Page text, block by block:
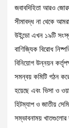
জবাবদিহিতা আরও
সীমাবদ্ধ না থেকে
উইন্ডো এখন ১৯টি
বাণিজ্যিক বিরোধ
বিনিয়োগ উন্নয়ন
সমন্বয় কমিটি গঠন
হয়েছে এবং ভিসা ও
হিটম্যাপ ও জাতীয়
সম্ভাবনাময়